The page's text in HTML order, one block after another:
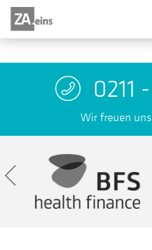
0211
Wir freuen